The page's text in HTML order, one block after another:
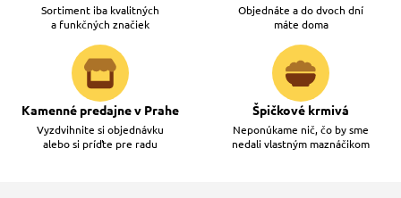
so psom
Sortiment iba kvalitných
a funkčných značiek
Objednáte a do dvoch dní
máte doma
Kamenné predajne v Prahe
Vyzdvihnite si objednávku
alebo si príďte pre radu
Špičkové krmivá
Neponúkame nič, čo by sme
nedali vlastným maznáčikom